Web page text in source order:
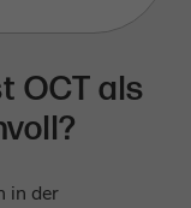
OCT als
in der
die einzelnen
Cookie, der
verhindert.